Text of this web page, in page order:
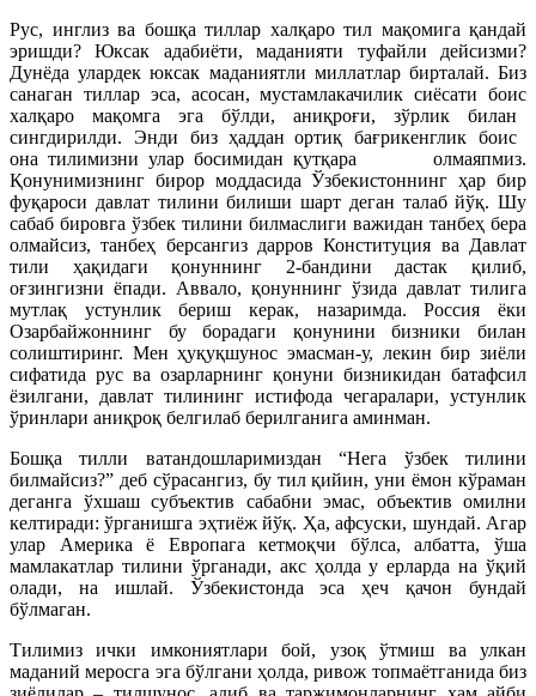
Рус, инглиз ва бошқа тиллар халқаро тил мақомига қандай
эришди? Юксак адабиёти, маданияти туфайли дейсизми?
Дунёда улардек юксак маданиятли миллатлар бирталай. Биз
санаган тиллар эса, асосан, мустамлакачилик сиёсати боис
халқаро мақомга эга бўлди, аниқроғи, зўрлик билан
сингдирилди. Энди биз ҳаддан ортиқ бағрикенг­лик боис
она тилимизни улар бо­симидан қутқара олмаяпмиз.
Қонунимизнинг бирор моддасида Ўзбе­кис­тоннинг ҳар бир
фуқароси давлат тилини билиши шарт деган талаб йўқ. Шу
сабаб бировга ўзбек тилини билмаслиги ва­жидан танбеҳ бера
олмайсиз, танбеҳ берсангиз дарров Конституция ва Давлат
тили ҳақидаги қонуннинг 2-бандини дастак қилиб,
оғзингизни ёпади. Аввало, қонуннинг ўзида давлат тилига
мутлақ устунлик бериш керак, назаримда. Россия ёки
Озарбайжоннинг бу борадаги қонунини бизники билан
солиштиринг. Мен ҳуқуқшунос эмасман-у, лекин бир зиёли
сифатида рус ва озарларнинг қонуни бизникидан батафсил
ёзилгани, давлат тилининг истифода чегаралари, устунлик
ўринлари аниқроқ белгилаб берилганига аминман.
Бошқа тилли ватандошларимиздан “Нега ўзбек тилини
билмайсиз?” деб сўрасангиз, бу тил қийин, уни ёмон кўраман
деганга ўхшаш субъектив сабабни эмас, объектив омилни
келтиради: ўрганишга эҳтиёж йўқ. Ҳа, афсуски, шундай. Агар
улар Америка ё Европага кетмоқчи бўлса, албатта, ўша
мамлакатлар тилини ўрганади, акс ҳолда у ерларда на ўқий
олади, на ишлай. Ўзбекистонда эса ҳеч қачон бундай
бўлмаган.
Тилимиз ички имкониятлари бой, узоқ ўтмиш ва улкан
маданий меросга эга бўлгани ҳолда, ривож топмаётганида биз